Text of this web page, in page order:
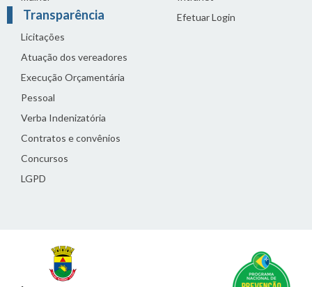
Transparência
Licitações
Atuação dos vereadores
Execução Orçamentária
Pessoal
Verba Indenizatória
Contratos e convênios
Concursos
LGPD
Efetuar Login